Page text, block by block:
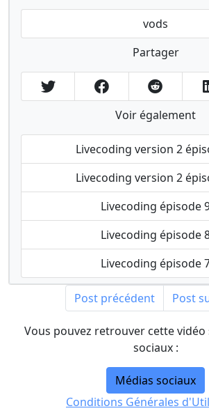
vods
Partager
Voir également
Livecoding version 2
Livecoding version 2
Livecoding épisode
Livecoding épisode
Livecoding épisode
Post précédent Post
Vous pouvez retrouver cette vidéo
sociaux :
Médias sociaux
Conditions Générales